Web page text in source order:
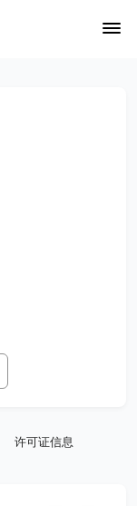
许可证信息